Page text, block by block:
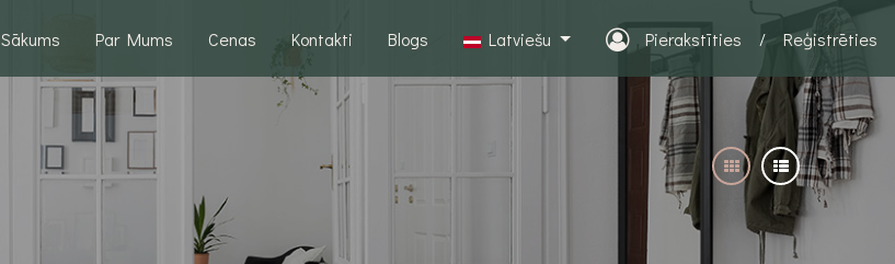
Sākums Par Mums Cenas Kontakti Blogs Latviešu Pierakstīties / Reģistrēties